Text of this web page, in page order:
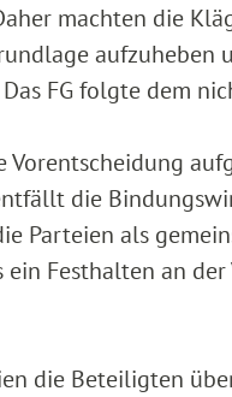
machten die
Das FG folgte dem
Vorentscheidung
die
Parteien als
ein Festhalten an
die Beteiligten